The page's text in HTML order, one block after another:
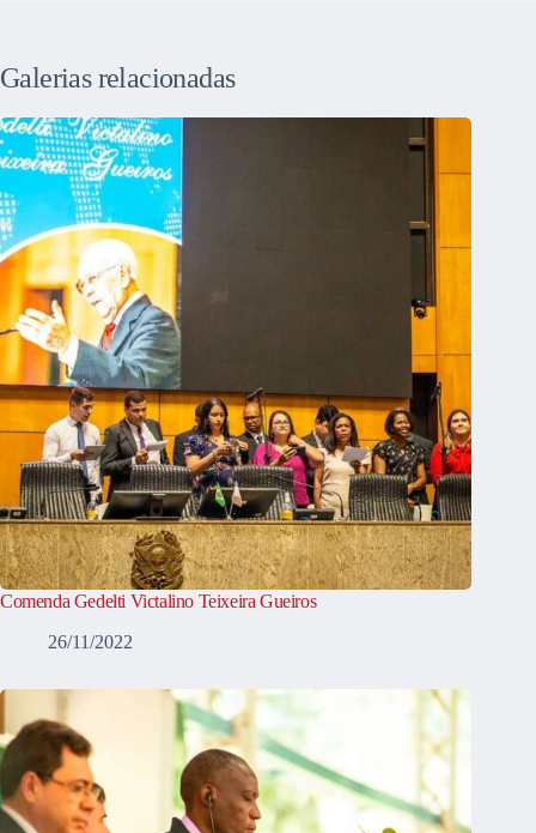
Galerias relacionadas
Comenda Gedelti Victalino Teixeira Gueiros
26/11/2022